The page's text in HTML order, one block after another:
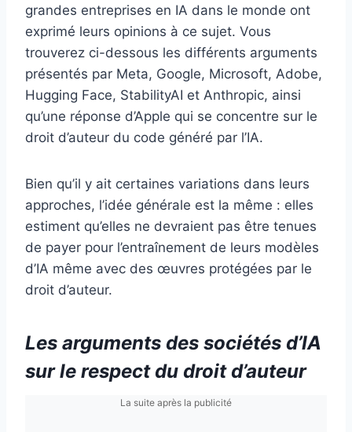
grandes entreprises en IA dans le monde ont
exprimé leurs opinions à ce sujet. Vous
trouverez ci-dessous les différents arguments
présentés par Meta, Google, Microsoft, Adobe,
Hugging Face, StabilityAI et Anthropic, ainsi
qu’une réponse d’Apple qui se concentre sur le
droit d’auteur du code généré par l’IA.
Bien qu’il y ait certaines variations dans leurs
approches, l’idée générale est la même : elles
estiment qu’elles ne devraient pas être tenues
de payer pour l’entraînement de leurs modèles
d’IA même avec des œuvres protégées par le
droit d’auteur.
Les arguments des sociétés d’IA
sur le respect du droit d’auteur
La suite après la publicité